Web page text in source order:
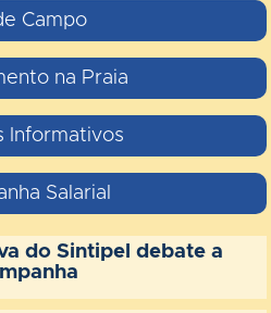
Campo
na Praia
Informativos
Salarial
do Sintipel debate a